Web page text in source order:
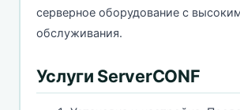
серверное оборудование с
обслуживания.
Услуги ServerCONF